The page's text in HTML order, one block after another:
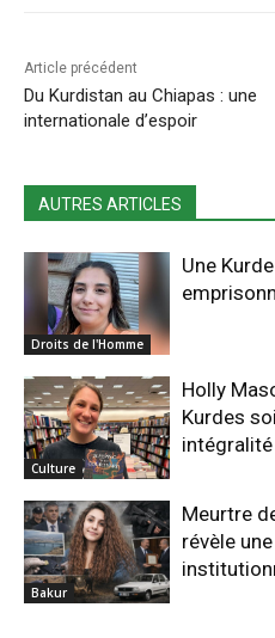
Article précédent
Du Kurdistan au Chiapas : une
internationale d’espoir
AUTRES ARTICLES
Droits de l'Homme
Une
Culture
Holly
Kurdes
intégralité
Bakur
Meurtre
révèle